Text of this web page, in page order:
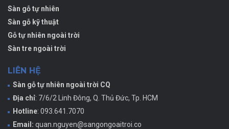
Sàn gỗ tự nhiên
Sàn gỗ kỹ thuật
Gỗ tự nhiên ngoài trời
Sàn tre ngoài trời
LIÊN HỆ
Sàn gỗ tự nhiên ngoài trời CQ
Địa chỉ: 7/6/2 Linh Đông, Q. Thủ Đức, Tp. HCM
Hotline: 093.641.7070
Email: quan.nguyen@sangongoaitroi.co